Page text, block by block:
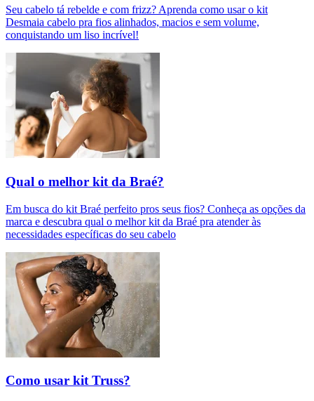
Seu cabelo tá rebelde e com frizz? Aprenda como usar o kit
Desmaia cabelo pra fios alinhados, macios e sem volume,
conquistando um liso incrível!
Qual o melhor kit da Braé?
Em busca do kit Braé perfeito pros seus fios? Conheça as opções da
marca e descubra qual o melhor kit da Braé pra atender às
necessidades específicas do seu cabelo
Como usar kit Truss?